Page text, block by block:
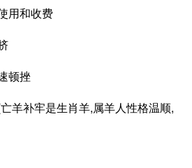
用和收费
顿挫
羊补牢是生肖羊,属羊人性格温顺,